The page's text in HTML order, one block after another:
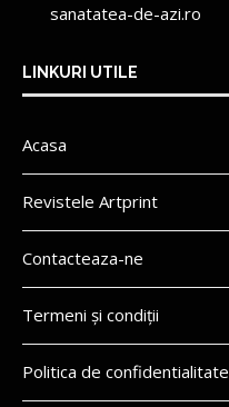
sanatatea-de-azi.ro
LINKURI UTILE
Acasa
Revistele Artprint
Contacteaza-ne
Termeni și condiții
Politica de confidentialitate